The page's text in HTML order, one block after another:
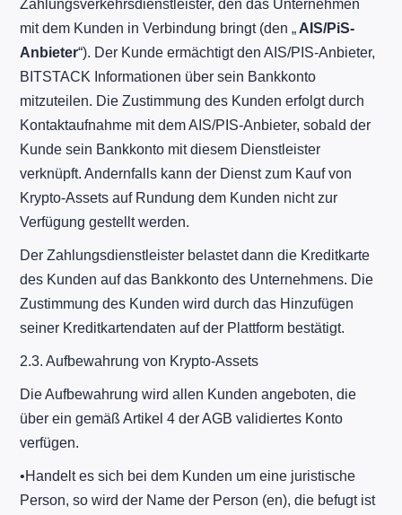
Zahlungsverkehrsdienstleister, den das Unternehmen
mit dem Kunden in Verbindung bringt (den „ AIS/PiS-
Anbieter“). Der Kunde ermächtigt den AIS/PIS-Anbieter,
BITSTACK Informationen über sein Bankkonto
mitzuteilen. Die Zustimmung des Kunden erfolgt durch
Kontaktaufnahme mit dem AIS/PIS-Anbieter, sobald der
Kunde sein Bankkonto mit diesem Dienstleister
verknüpft. Andernfalls kann der Dienst zum Kauf von
Krypto-Assets auf Rundung dem Kunden nicht zur
Verfügung gestellt werden.
Der Zahlungsdienstleister belastet dann die Kreditkarte
des Kunden auf das Bankkonto des Unternehmens. Die
Zustimmung des Kunden wird durch das Hinzufügen
seiner Kreditkartendaten auf der Plattform bestätigt.
2.3. Aufbewahrung von Krypto-Assets
Die Aufbewahrung wird allen Kunden angeboten, die
über ein gemäß Artikel 4 der AGB validiertes Konto
verfügen.
​•​Handelt es sich bei dem Kunden um eine juristische
Person, so wird der Name der Person (en), die befugt ist